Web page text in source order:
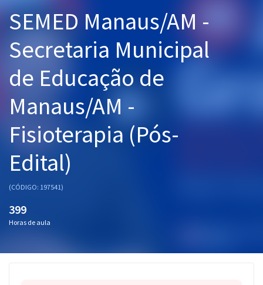
Cursos 20% OFF
Pós
Graduação
OAB
Mentorias
Questões grátis
Aprovados
SEMED Manaus/AM -
Secretaria Municipal
de Educação de
Manaus/AM -
Fisioterapia (Pós-
Edital)
(CÓDIGO: 197541)
399
Horas de aula